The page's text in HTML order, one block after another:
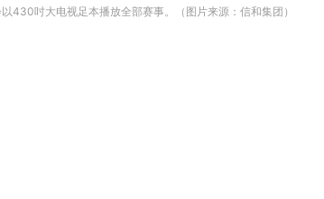
430吋大电视足本播放全部赛事。（图片来源：信和集团）